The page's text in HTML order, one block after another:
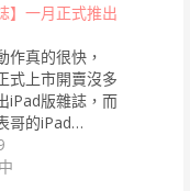
】一月正式推出
作真的很快，
式上市開賣沒多
iPad版雜誌，而
哥的iPad…